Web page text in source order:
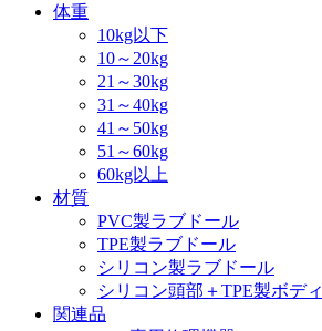
体重
10kg以下
10～20kg
21～30kg
31～40kg
41～50kg
51～60kg
60kg以上
材質
PVC製ラブドール
TPE製ラブドール
シリコン製ラブドール
シリコン頭部＋TPE製ボディ
関連品